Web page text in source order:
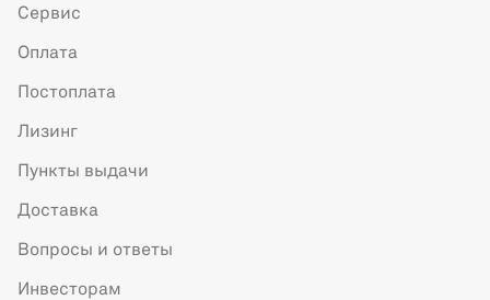
Сервис
Оплата
Постоплата
Лизинг
Пункты выдачи
Доставка
Вопросы и ответы
Инвесторам